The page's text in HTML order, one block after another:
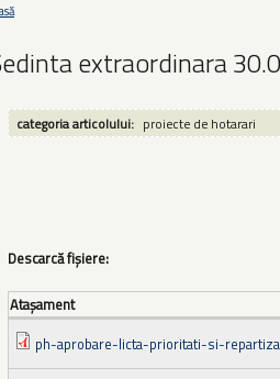
aici
extraordinara
categoria articolului: proiecte de hotarari
Descarcă fișiere:
Ataşament
ph-aprobare-licta-prioritati-si-